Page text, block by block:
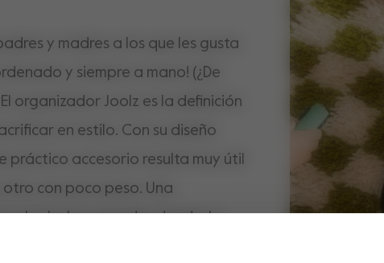
y madres a los que les gusta
y siempre a mano! (¿De
organizador Joolz es la definición
en estilo. Con su diseño
práctico accesorio resulta muy útil
con poco peso. Una
a los bolsos grandes donde, la
que todo se pierde. Gracias a